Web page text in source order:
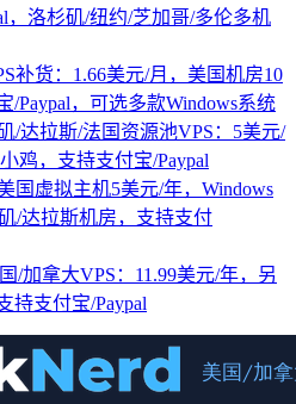
，洛杉矶/纽约/芝加哥/多伦多机
补货：1.66美元/月，美国机房10
/Paypal，可选多款Windows系统
/达拉斯/法国资源池VPS：5美元/
鸡，支持支付宝/Paypal
国虚拟主机5美元/年，Windows
/达拉斯机房，支持支付
/加拿大VPS：11.99美元/年，另
持支付宝/Paypal